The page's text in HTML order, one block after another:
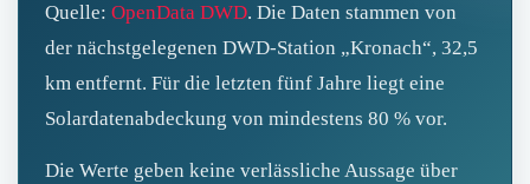
Quelle: OpenData DWD. Die Daten stammen von
der nächstgelegenen DWD‑Station „Kronach“, 32,5
km entfernt. Für die letzten fünf Jahre liegt eine
Solardatenabdeckung von mindestens 80 % vor.
Die Werte geben keine verlässliche Aussage über